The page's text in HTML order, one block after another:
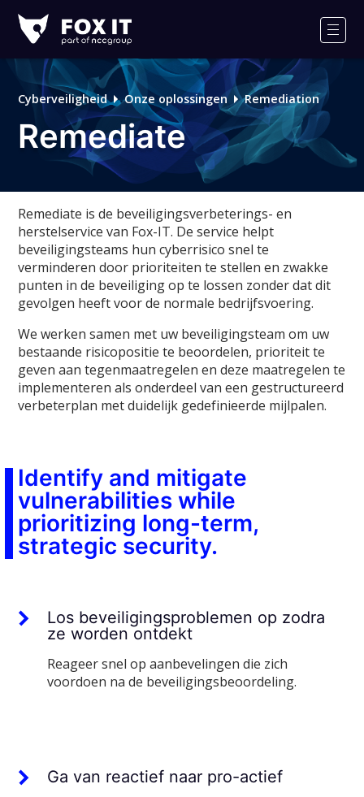
IT
Cyberveiligheid Onze oplossingen Remediation
Remediate
Remediate is de beveiligingsverbeterings- en
herstelservice van Fox-IT. De service helpt
beveiligingsteams hun cyberrisico snel te
verminderen door prioriteiten te stellen en zwakke
punten in de beveiliging op te lossen zonder dat dit
gevolgen heeft voor de normale bedrijfsvoering.
We werken samen met uw beveiligingsteam om uw
bestaande risicopositie te beoordelen, prioriteit te
geven aan tegenmaatregelen en deze maatregelen te
implementeren als onderdeel van een gestructureerd
verbeterplan met duidelijk gedefinieerde mijlpalen.
Identify and mitigate
vulnerabilities while
prioritizing long-term,
strategic security.
Los beveiligingsproblemen op zodra
ze worden ontdekt
Reageer snel op aanbevelingen die zich
voordoen na de beveiligingsbeoordeling.
Ga van reactief naar pro-actief